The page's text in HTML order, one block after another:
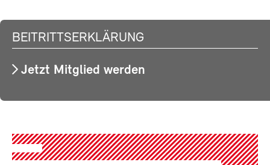
BEITRITTSERKLÄRUNG
Jetzt Mitglied werden